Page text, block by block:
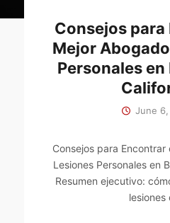
Consejos
Mejor
Personales
June
Consejos para
Lesiones Personales en
Resumen ejecutivo:
lesiones